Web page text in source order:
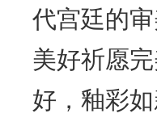
代宫廷的
美好祈愿
好，釉彩